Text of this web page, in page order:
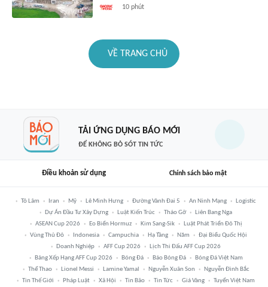
10 phút
VỀ TRANG CHỦ
TẢI ỨNG DỤNG BÁO MỚI
ĐỂ KHÔNG BỎ SÓT TIN TỨC
Điều khoản sử dụng Chính sách bảo mật
Tô Lâm Iran Mỹ Lê Minh Hưng Đường Vành Đai 5 An Ninh Mạng
Logistic
Dự Án Đầu Tư Xây Dựng
Luật Kiến Trúc Tháo Gỡ
Liên Bang Nga
ASEAN Cup 2026
Eo Biển Hormuz Kim Sang-Sik
Luật Phát Triển Đô Thị
Vùng Thủ Đô
Indonesia Campuchia Hạ Tầng Năm
Đại Biểu Quốc Hội
Doanh Nghiệp
AFF Cup 2026
Lịch Thi Đấu AFF Cup 2026
Bảng Xếp Hạng AFF Cup 2026
Bóng Đá Báo Bóng Đá
Bóng Đá Việt Nam
Thể Thao
Lionel Messi Lamine Yamal Nguyễn Xuân Son
Nguyễn Đình Bắc
Tin Thế Giới
Pháp Luật Xã Hội Tin Bão Tin Tức Giá Vàng Tuyển Việt Nam